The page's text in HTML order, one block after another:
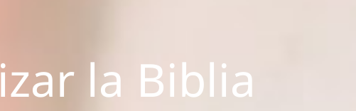
la Biblia